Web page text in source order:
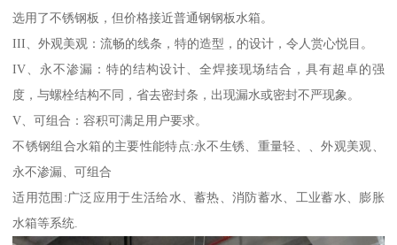
选用了不锈钢板，但价格接近普通钢钢板水箱。
III、外观美观：流畅的线条，特的造型，的设计，令人赏心悦目。
IV、永不渗漏：特的结构设计、全焊接现场结合，具有超卓的强
度，与螺栓结构不同，省去密封条，出现漏水或密封不严现象。
V、可组合：容积可满足用户要求。
不锈钢组合水箱的主要性能特点:永不生锈、重量轻、、外观美观、
永不渗漏、可组合
适用范围:广泛应用于生活给水、蓄热、消防蓄水、工业蓄水、膨胀
水箱等系统.